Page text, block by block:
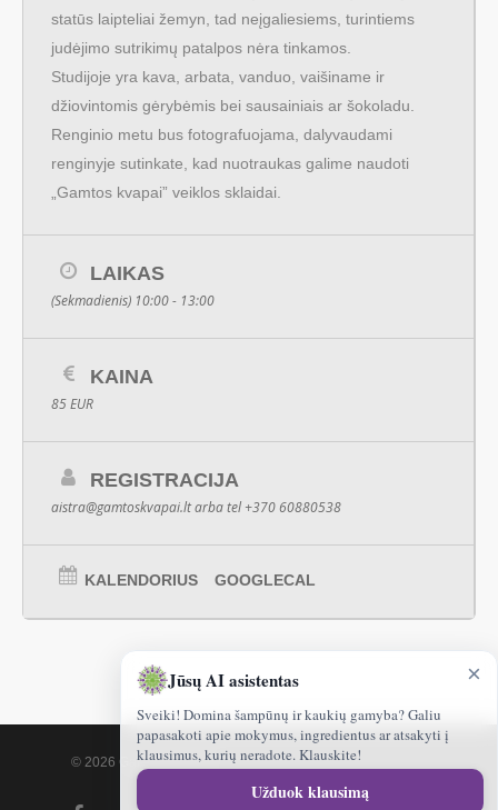
statūs laipteliai žemyn, tad neįgaliesiems, turintiems
judėjimo sutrikimų patalpos nėra tinkamos.
Studijoje yra kava, arbata, vanduo, vaišiname ir
džiovintomis gėrybėmis bei sausainiais ar šokoladu.
Renginio metu bus fotografuojama, dalyvaudami
renginyje sutinkate, kad nuotraukas galime naudoti
„Gamtos kvapai” veiklos sklaidai.
LAIKAS
(Sekmadienis) 10:00 - 13:00
KAINA
85 EUR
REGISTRACIJA
aistra@gamtoskvapai.ltarba tel +370 60880538
KALENDORIUS GOOGLECAL
© 2026 Gamtoskvapai.lt.
×
Jūsų AI asistentas
Sveiki! Domina šampūnų ir kaukių gamyba? Galiu
papasakoti apie mokymus, ingredientus ar atsakyti į
klausimus, kurių neradote. Klauskite!
Užduok klausimą